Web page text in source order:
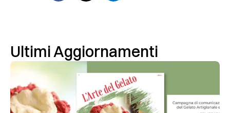
Ultimi Aggiornamenti